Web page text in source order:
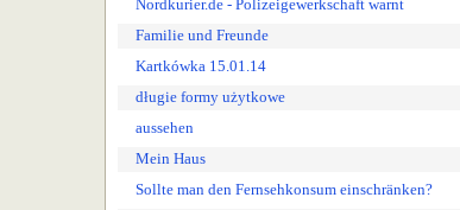
Nordkurier.de - Polizeigewerkschaft warnt
Familie und Freunde
Kartkówka 15.01.14
długie formy użytkowe
aussehen
Mein Haus
Sollte man den Fernsehkonsum einschränken?